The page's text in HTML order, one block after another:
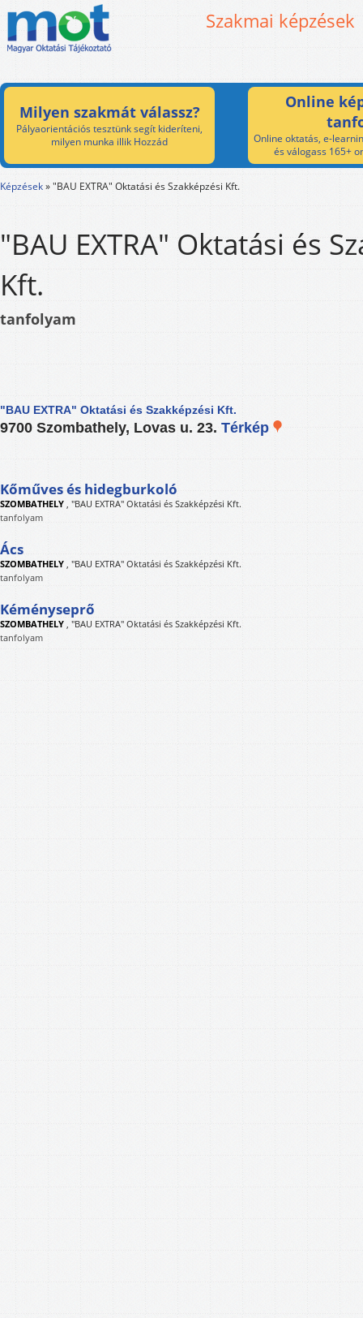
Szakmai képzések
Milyen szakmát válassz?
Pályaorientációs tesztünk segít kideríteni,
milyen munka illik Hozzád
Online
Online oktatás, e-
és válogass 165+
Képzések»"BAU EXTRA" Oktatási és Szakképzési Kft.
"BAU EXTRA" Oktatási és
Kft.
tanfolyam
"BAU EXTRA" Oktatási és Szakképzési Kft.
9700 Szombathely, Lovas u. 23. Térkép
Kőműves és hidegburkoló
SZOMBATHELY "BAU EXTRA" Oktatási és Szakképzési Kft.
tanfolyam
Ács
SZOMBATHELY "BAU EXTRA" Oktatási és Szakképzési Kft.
tanfolyam
Kéményseprő
SZOMBATHELY "BAU EXTRA" Oktatási és Szakképzési Kft.
tanfolyam